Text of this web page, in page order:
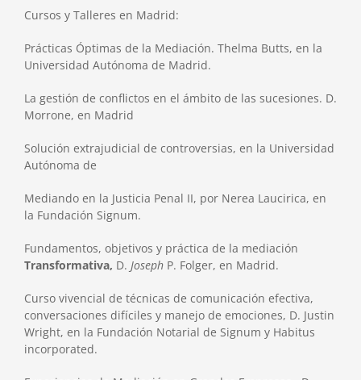
Cursos y Talleres en Madrid:
Prácticas Óptimas de la Mediación. Thelma Butts, en la
Universidad Autónoma de Madrid.
La gestión de conflictos en el ámbito de las sucesiones. D.
Morrone, en Madrid
Solución extrajudicial de controversias, en la Universidad
Autónoma de
Mediando en la Justicia Penal II, por Nerea Laucirica, en
la Fundación Signum.
Fundamentos, objetivos y práctica de la mediación
Transformativa, D. Joseph P. Folger, en Madrid.
Curso vivencial de técnicas de comunicación efectiva,
conversaciones difíciles y manejo de emociones, D. Justin
Wright, en la Fundación Notarial de Signum y Habitus
incorporated.